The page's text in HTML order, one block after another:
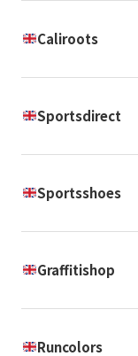
Caliroots
Sportsdirect
Sportsshoes
Graffitishop
Runcolors